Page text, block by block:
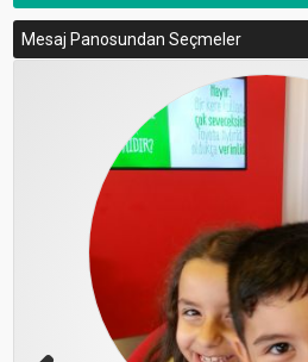
Mesaj Panosundan Seçmeler